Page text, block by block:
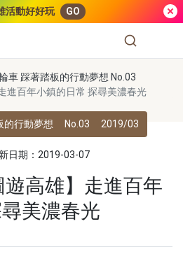
活動好好玩 GO
車 踩著踏板的行動夢想 No.03
進百年小鎮的日常 探尋美濃春光
的行動夢想 No.03 2019/03
日期：2019-03-07
遊高雄】走進百年
美濃春光